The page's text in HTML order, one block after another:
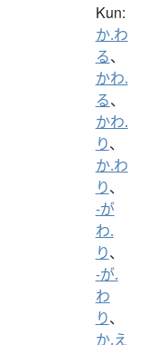
Kun:
か.わ
る、
かわ.
る、
かわ.
り、
か.わ
り、
-が
わ.
り、
-が.
わ
り、
か.え